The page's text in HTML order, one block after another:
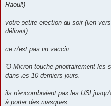
Raoult)
votre petite erection du soir (lien
délirant)
ce n'est pas un vaccin
'O-Micron touche prioritairement les
dans les 10 derniers jours.
ils n'encombraient pas les USI
à porter des masques.